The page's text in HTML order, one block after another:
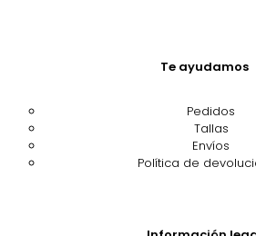
Te ayudamos
Pedidos
Tallas
Envíos
Política de